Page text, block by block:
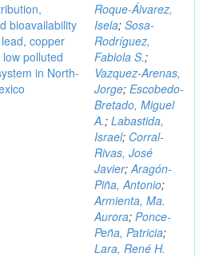
bioavailability
copper
polluted
in North-
Roque-Álvarez,
Isela; Sosa-
Rodríguez,
Fabiola S.;
Vazquez-Arenas,
Jorge; Escobedo-
Bretado, Miguel
A.; Labastida,
Israel; Corral-
Rivas, José
Javier;Aragón-
Piña, Antonio;
Armienta, Ma.
Aurora; Ponce-
Peña, Patricia;
Lara, René H.